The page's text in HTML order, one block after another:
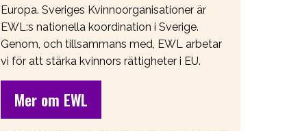
Europa. Sveriges Kvinnoorganisationer är
EWL:s nationella koordination i Sverige.
Genom, och tillsammans med, EWL arbetar
vi för att stärka kvinnors rättigheter i EU.
Mer om EWL